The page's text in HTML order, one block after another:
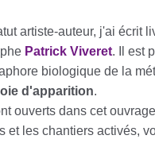
artiste-auteur, j'ai écrit
Patrick Viveret. Il est
biologique de la
d'apparition.
ouverts dans cet
et les chantiers activés,